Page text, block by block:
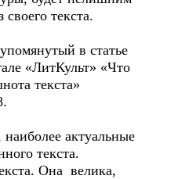
текста.
в статье
«ЛитКульт» «Что
текста»
актуальные
текста.
Она велика,